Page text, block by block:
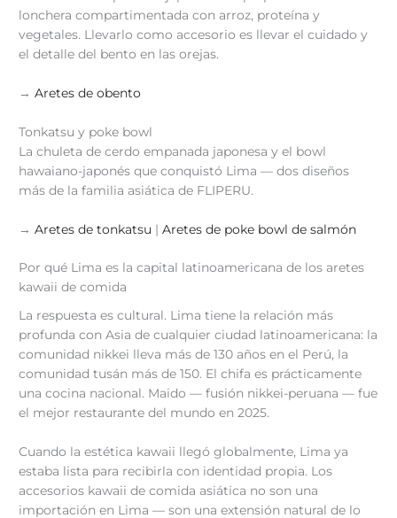
lonchera compartimentada con arroz, proteína y
vegetales. Llevarlo como accesorio es llevar el cuidado y
el detalle del bento en las orejas.
→Aretes de obento
Tonkatsu y poke bowl
La chuleta de cerdo empanada japonesa y el bowl
hawaiano-japonés que conquistó Lima — dos diseños
más de la familia asiática de FLIPERU.
→Aretes de tonkatsu |Aretes de poke bowl de salmón
Por qué Lima es la capital latinoamericana de los aretes
kawaii de comida
La respuesta es cultural. Lima tiene la relación más
profunda con Asia de cualquier ciudad latinoamericana: la
comunidad nikkei lleva más de 130 años en el Perú, la
comunidad tusán más de 150. El chifa es prácticamente
una cocina nacional. Maido — fusión nikkei-peruana — fue
el mejor restaurante del mundo en 2025.
Cuando la estética kawaii llegó globalmente, Lima ya
estaba lista para recibirla con identidad propia. Los
accesorios kawaii de comida asiática no son una
importación en Lima — son una extensión natural de lo